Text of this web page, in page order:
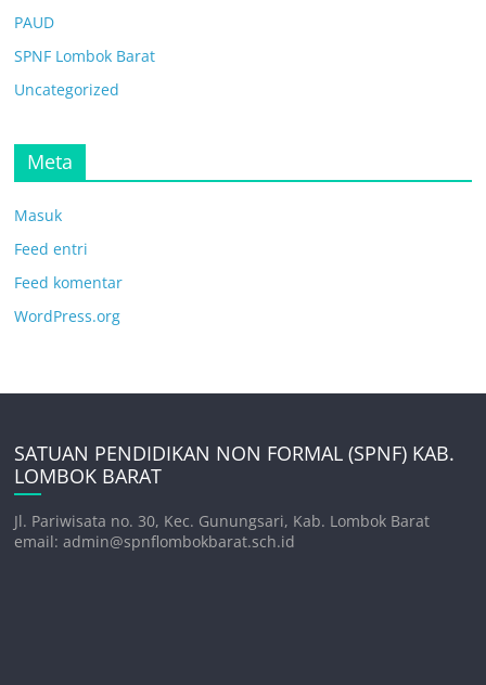
PAUD
SPNF Lombok Barat
Uncategorized
Meta
Masuk
Feed entri
Feed komentar
WordPress.org
SATUAN PENDIDIKAN NON FORMAL (SPNF) KAB.
LOMBOK BARAT
Jl. Pariwisata no. 30, Kec. Gunungsari, Kab. Lombok Barat
email: admin@spnflombokbarat.sch.id